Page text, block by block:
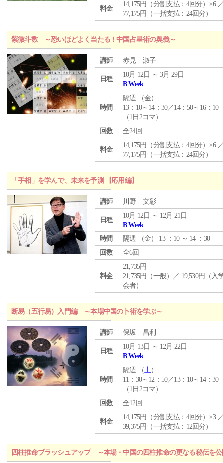
料金
14,175円（分割支払：4回分）×6
77,175円（一括支払：24回分）
紫微斗数 ～恐いほどよく当たる！中国占星術の奥義～
講師 赤見 淑子
日程
10月 12日 ～ 3月 29日
B Week
時間
隔週 （金）
13：10～14：30／14：50～16：10
（1日2コマ）
回数
全24回
料金
14,175円（分割支払：4回分）×6
77,175円（一括支払：24回分）
「手相」を学んで、未来を予測 【応用編】
講師 川野 文彰
日程
10月 12日 ～ 12月 21日
B Week
時間
隔週 （金） 13 ：10 ～ 14 ：30
回数
全6回
料金
21,735円
21,735円（一般）／ 19,530円（入
会者）
断易（五行易）入門編 ～本場中国の卜術を学ぶ～
講師 保坂 昌利
日程
10月 13日 ～ 12月 22日
B Week
時間
隔週 （土）
11：30～12：50／13：10～14：30
（1日2コマ）
回数
全12回
料金
14,175円（分割支払：4回分）×3
39,375円（一括支払：12回分）
四柱推命ブラッシュアップ ～本場・中国の四柱推命の更なる秘伝を